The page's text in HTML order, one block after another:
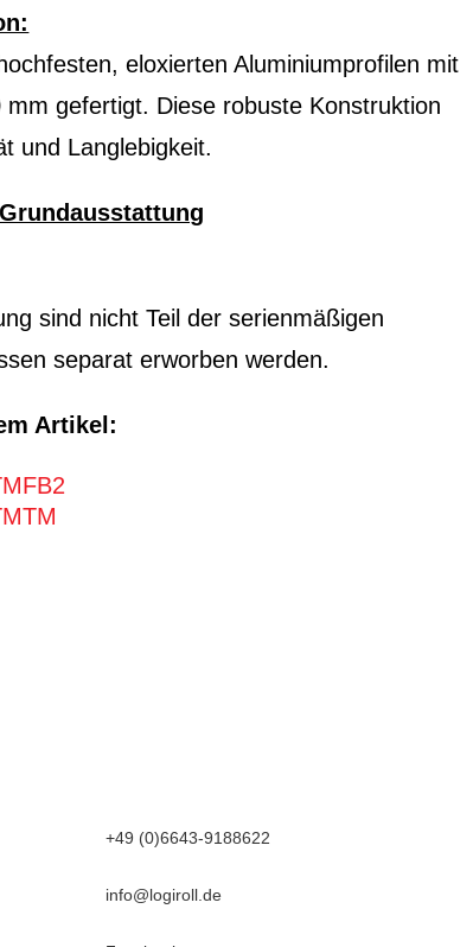
eloxierten Aluminiumprofilen mit
gefertigt. Diese robuste Konstruktion
und Langlebigkeit.
sind nicht Teil der serienmäßigen
separat erworben werden.
Artikel:
+49 (0)6643-9188622
info@logiroll.de